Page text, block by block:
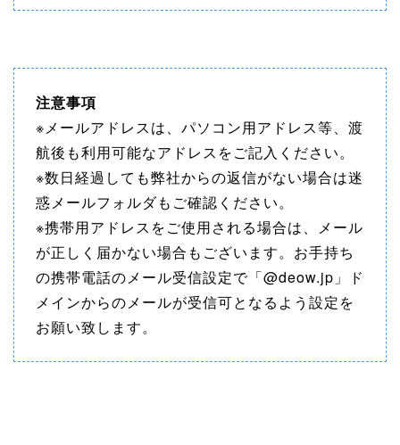
注意事項
※メールアドレスは、パソコン用アドレス等、渡
航後も利用可能なアドレスをご記入ください。
※数日経過しても弊社からの返信がない場合は迷
惑メールフォルダもご確認ください。
※携帯用アドレスをご使用される場合は、メール
が正しく届かない場合もございます。お手持ち
の携帯電話のメール受信設定で「@deow.jp」ド
メインからのメールが受信可となるよう設定を
お願い致します。